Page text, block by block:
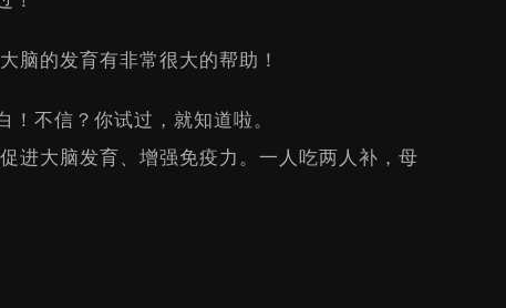
脑的发育有非常很大的帮助！
不信？你试过，就知道啦。
进大脑发育、增强免疫力。一人吃两人补，母